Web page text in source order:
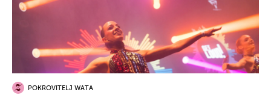
POKROVITELJ WATA